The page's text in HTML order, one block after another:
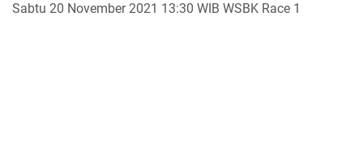
Sabtu 20 November 2021 13:30 WIB WSBK Race 1